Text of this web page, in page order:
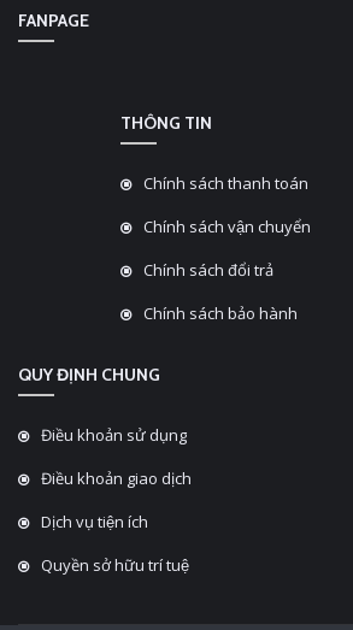
FANPAGE
THÔNG TIN
Chính sách thanh toán
Chính sách vận chuyển
Chính sách đổi trả
Chính sách bảo hành
QUY ĐỊNH CHUNG
Điều khoản sử dụng
Điều khoản giao dịch
Dịch vụ tiện ích
Quyền sở hữu trí tuệ